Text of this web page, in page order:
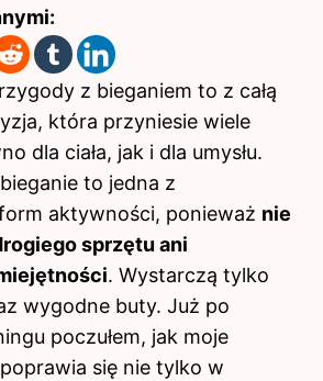
z bieganiem to z całą
która przyniesie wiele
dla ciała, jak i dla umysłu.
to jedna z
aktywności, ponieważ nie
sprzętu ani
. Wystarczą tylko
wygodne buty. Już po
poczułem, jak moje
się nie tylko w